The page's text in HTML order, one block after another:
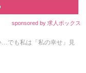
sponsored by 求人ボックス
…でも私は「私の幸せ」見